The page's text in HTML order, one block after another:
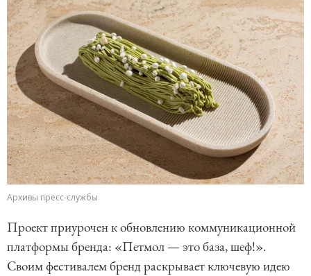
Архивы пресс-службы
Проект приурочен к обновлению коммуникационной
платформы бренда: «Петмол — это база, шеф!».
Своим фестивалем бренд раскрывает ключевую идею